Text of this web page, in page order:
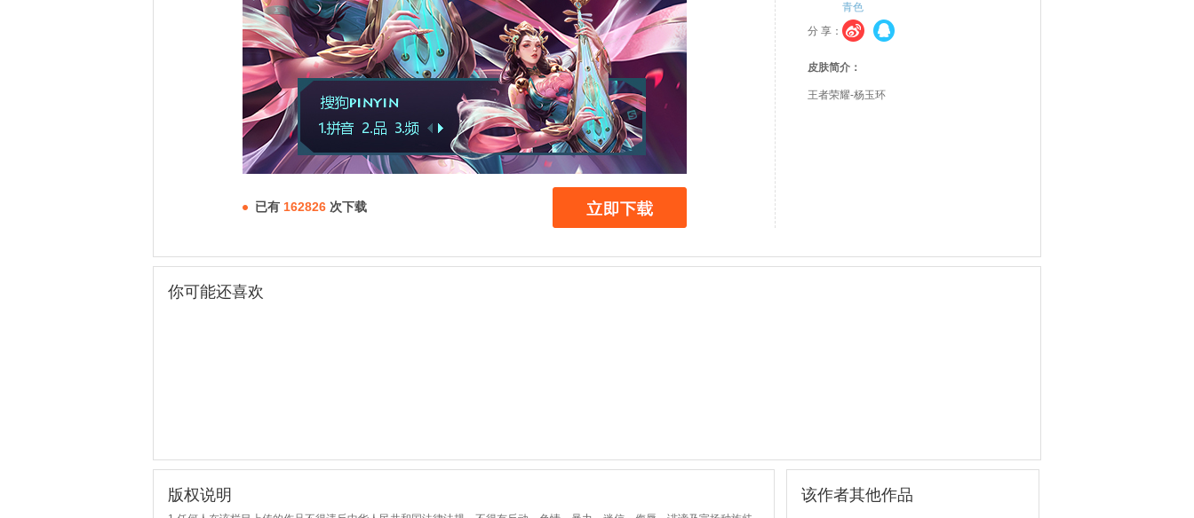
已有 162826 次下载
青色
分 享：
皮肤简介：
王者荣耀-杨玉环
你可能还喜欢
版权说明 该作者其他作品